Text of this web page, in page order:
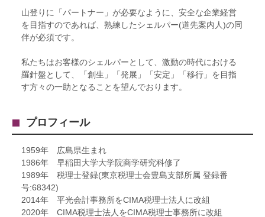
山登りに「パートナー」が必要なように、安全な企業経営
を目指すのであれば、熟練したシェルパー(道先案内人)の同
伴が必須です。
私たちはお客様のシェルパーとして、激動の時代における
羅針盤として、「創生」「発展」「安定」「移行」を目指
す方々の一助となることを望んでおります。
プロフィール
1959年 広島県生まれ
1986年 早稲田大学大学院商学研究科修了
1989年 税理士登録(東京税理士会豊島支部所属 登録番
号:68342)
2014年 平光会計事務所をCIMA税理士法人に改組
2020年 CIMA税理士法人をCIMA税理士事務所に改組